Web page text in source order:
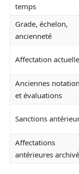
temps
Grade, échelon,
ancienneté
Affectation actuelle
Anciennes
et évaluations
Sanctions
Affectations
antérieures